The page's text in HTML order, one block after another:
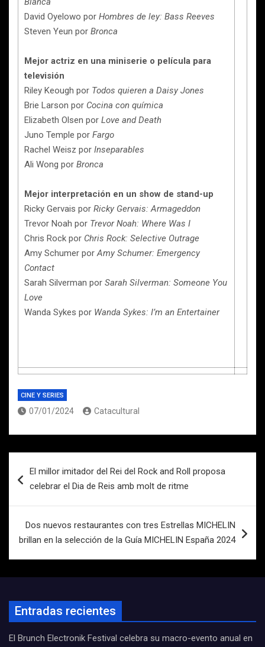
David Oyelowo por Hombres de ley: Bass Reeves
Steven Yeun por Bronca
Mejor actriz en una miniserie o película para
televisión
Riley Keough por Todos quieren a Daisy Jones
Brie Larson por Cocina con química
Elizabeth Olsen por Love and Death
Juno Temple por Fargo
Rachel Weisz por Inseparables
Ali Wong por Bronca
Mejor interpretación en un show de stand-up
Ricky Gervais por Ricky Gervais: Armageddon
Trevor Noah por Trevor Noah: Where Was I
Chris Rock por Chris Rock: Selective Outrage
Amy Schumer porAmy Schumer: Emergency
Contact
Sarah Silverman por Sarah Silverman: Someone You
Love
Wanda Sykes por Wanda Sykes: I’m an Entertainer
CINE Y SERIES
07/01/2024 Catacultural
de
El millor imitador del Rei del Rock and Roll proposa
celebrar el Dia de Reis amb molt de ritme
Dos nuevos restaurantes con tres Estrellas MICHELIN
brillan en la selección de la Guía MICHELIN España 2024
Entradas recientes
El Brunch Electronik Festival celebra su macro-evento anual en